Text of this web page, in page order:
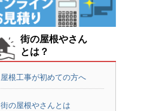
街の屋根やさん
とは？
屋根工事が初めての方へ
街の屋根やさんとは